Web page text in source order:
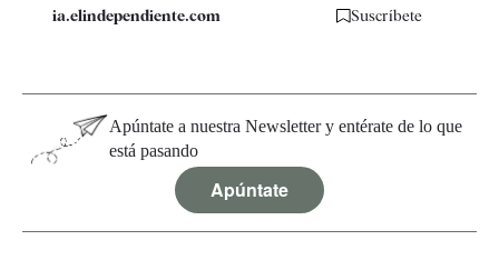
ia.elindependiente.com Suscríbete
Apúntate a nuestra Newsletter y entérate de lo que
está pasando
Apúntate